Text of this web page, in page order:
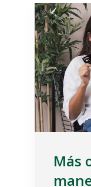
Más